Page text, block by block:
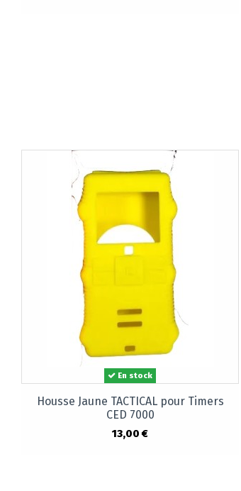
En stock
Housse Jaune TACTICAL pour Timers
CED 7000
13,00 €